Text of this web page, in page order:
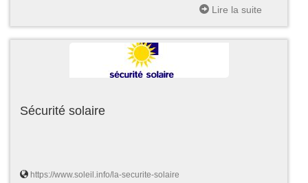
Lire la suite
Sécurité solaire
https://www.soleil.info/la-securite-solaire